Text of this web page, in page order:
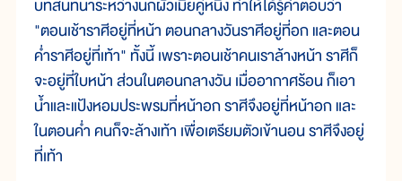
บทสนทนาระหว่างนกผัวเมียคู่หนึ่ง ทำให้ได้รู้คำตอบว่า
"ตอนเช้าราศีอยู่ที่หน้า ตอนกลางวันราศีอยู่ที่อก และตอน
ค่ำราศีอยู่ที่เท้า" ทั้งนี้ เพราะตอนเช้าคนเราล้างหน้า ราศีก็
จะอยู่ที่ใบหน้า ส่วนในตอนกลางวัน เมื่ออากาศร้อน ก็เอา
น้ำและแป้งหอมประพรมที่หน้าอก ราศีจึงอยู่ที่หน้าอก และ
ในตอนค่ำ คนก็จะล้างเท้า เพื่อเตรียมตัวเข้านอน ราศีจึงอยู่
ที่เท้า